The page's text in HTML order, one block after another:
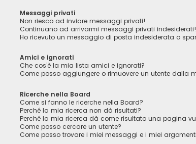
Messaggi privati
Non riesco ad inviare messaggi privati!
Continuano ad arrivarmi messaggi privati indesiderati!
Ho ricevuto un messaggio di posta indesiderata o
Amici e ignorati
Che cos’è la mia lista amici e ignorati?
Come posso aggiungere o rimuovere un utente dalla
Ricerche nella Board
Come si fanno le ricerche nella Board?
Perché la mia ricerca non dà risultati?
Perché la mia ricerca dà come risultato una pagina
Come posso cercare un utente?
Come posso trovare i miei messaggi e i miei